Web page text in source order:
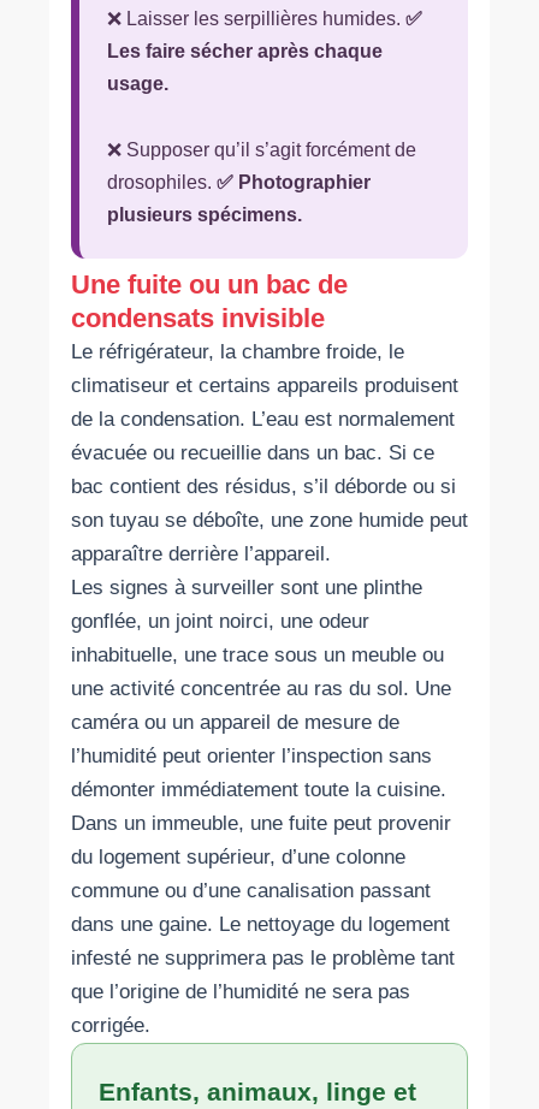
❌ Laisser les serpillières humides. ✅
Les faire sécher après chaque
usage.
❌ Supposer qu’il s’agit forcément de
drosophiles. ✅ Photographier
plusieurs spécimens.
Une fuite ou un bac de
condensats invisible
Le réfrigérateur, la chambre froide, le
climatiseur et certains appareils produisent
de la condensation. L’eau est normalement
évacuée ou recueillie dans un bac. Si ce
bac contient des résidus, s’il déborde ou si
son tuyau se déboîte, une zone humide peut
apparaître derrière l’appareil.
Les signes à surveiller sont une plinthe
gonflée, un joint noirci, une odeur
inhabituelle, une trace sous un meuble ou
une activité concentrée au ras du sol. Une
caméra ou un appareil de mesure de
l’humidité peut orienter l’inspection sans
démonter immédiatement toute la cuisine.
Dans un immeuble, une fuite peut provenir
du logement supérieur, d’une colonne
commune ou d’une canalisation passant
dans une gaine. Le nettoyage du logement
infesté ne supprimera pas le problème tant
que l’origine de l’humidité ne sera pas
corrigée.
Enfants, animaux, linge et